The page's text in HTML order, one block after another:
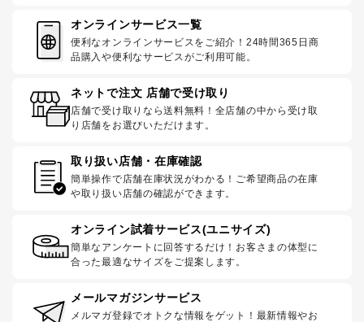
オンラインサービス一覧
便利なオンラインサービスをご紹介！24時間365日商
品購入や便利なサービスがご利用可能。
ネットで注文 店舗で受け取り
店舗で受け取りなら送料無料！全店舗の中から受け取
り店舗をお選びいただけます。
取り扱い店舗・在庫確認
簡単操作で店舗在庫状況がわかる！ご希望商品の在庫
や取り扱い店舗の確認ができます。
オンライン試着サービス(ユニサイズ)
簡単なアンケートに回答するだけ！お客さまの体型に
合った最適なサイズをご提案します。
メールマガジンサービス
メルマガ登録でオトクな情報をゲット！最新情報やお